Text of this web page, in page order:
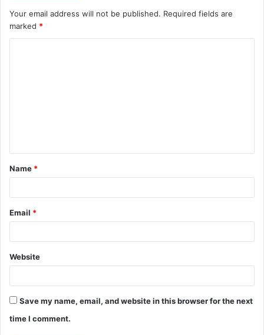
Your email address will not be published. Required fields are
marked *
t
*
Name *
Email *
Website
Save my name, email, and website in this browser for the next
time I comment.